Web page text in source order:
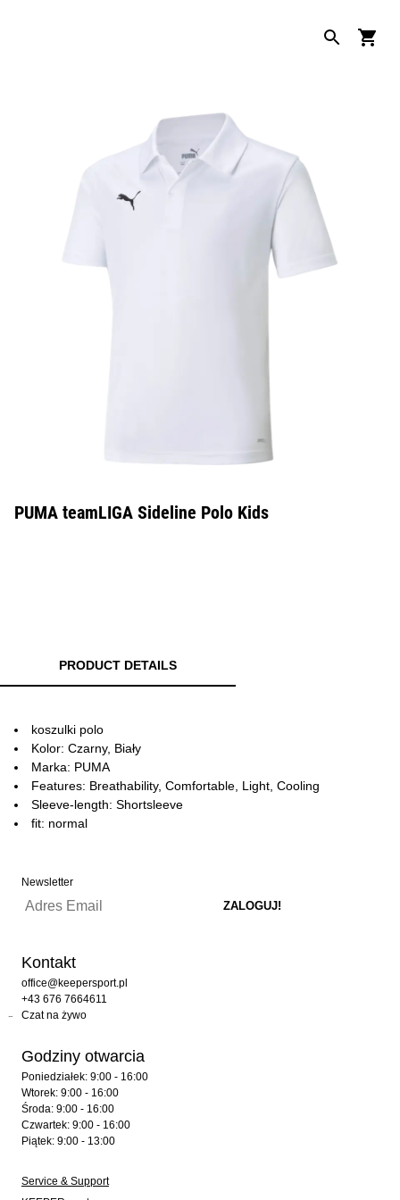
PUMA teamLIGA Sideline Polo Kids
PRODUCT DETAILS
koszulki polo
Kolor: Czarny, Biały
Marka: PUMA
Features: Breathability, Comfortable, Light, Cooling
Sleeve-length: Shortsleeve
fit: normal
Newsletter
Kontakt
office@keepersport.pl
+43 676 7664611
Czat na żywo
Godziny otwarcia
Poniedziałek: 9:00 - 16:00
Wtorek: 9:00 - 16:00
Środa: 9:00 - 16:00
Czwartek: 9:00 - 16:00
Piątek: 9:00 - 13:00
Service & Support